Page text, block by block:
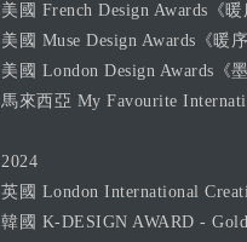
美國 French Design Awards《
美國 Muse Design Awards《暖
美國 London Design Awards《
馬來西亞 My Favourite
2024
英國 London International
韓國 K-DESIGN AWARD - Gold